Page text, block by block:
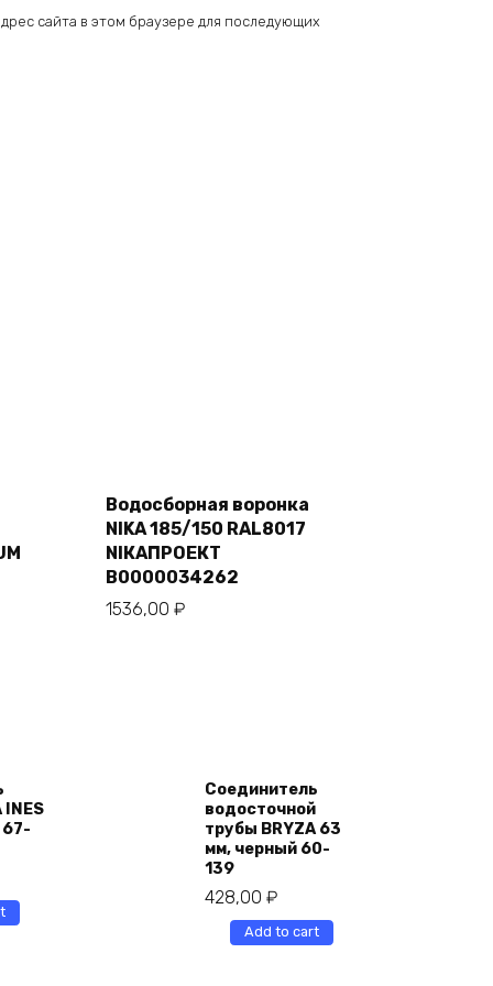
сайта в этом браузере для последующих
cart
Водосборная воронка
NIKA 185/150 RAL8017
NIКАПРОЕКТ
В0000034262
1536,00 ₽
INES
Соединитель
водосточной
трубы BRYZA 63
мм, черный 60-
139
428,00 ₽
Add to cart